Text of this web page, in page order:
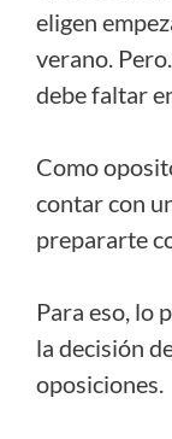
eligen
verano.
debe faltar
Como
contar con
prepararte
Para eso, lo
la decisión
oposiciones.